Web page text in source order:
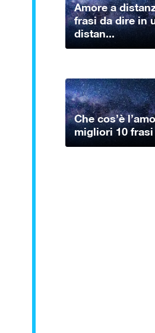
Amore a
frasi da dire in
distan...
Che cos’è
migliori 10 frasi